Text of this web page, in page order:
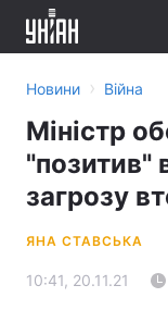
Новини › Війна
Міністр
"позитив"
загрозу
ЯНА СТАВСЬКА
10:41, 20.11.21